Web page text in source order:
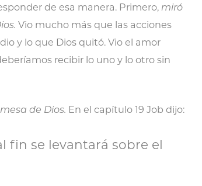
de esa manera. Primero, miró
Vio mucho más que las acciones
y lo que Dios quitó. Vio el amor
recibir lo uno y lo otro sin
de Dios. En el capítulo 19 Job dijo:
fin se levantará sobre el